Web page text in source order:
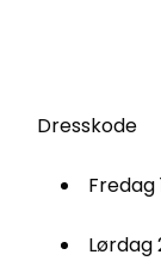
Dresskode